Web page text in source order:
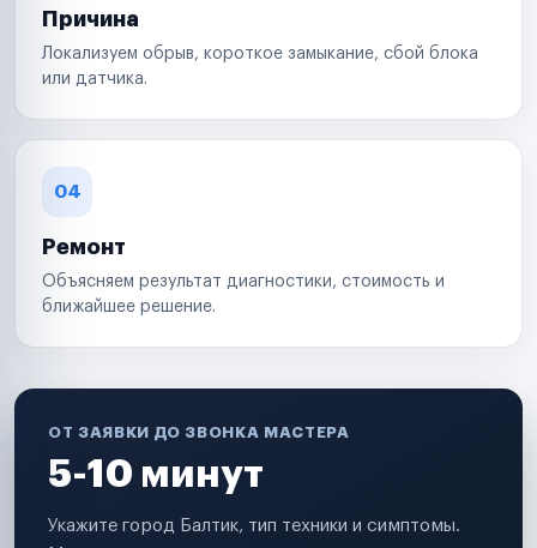
Причина
Локализуем обрыв, короткое замыкание, сбой блока
или датчика.
04
Ремонт
Объясняем результат диагностики, стоимость и
ближайшее решение.
ОТ ЗАЯВКИ ДО ЗВОНКА МАСТЕРА
5-10 минут
Укажите город Балтик, тип техники и симптомы.